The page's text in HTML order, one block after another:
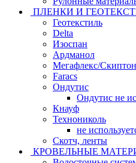
ПЛЕНКИ И
Геотекстиль
Delta
Изоспан
Ардманол
Мегафлекс/Скиптон
Faracs
Ондутис
Ондутис не
Кнауф
Технониколь
не
Скотч, ленты
КРОВЕЛЬНЫЕ